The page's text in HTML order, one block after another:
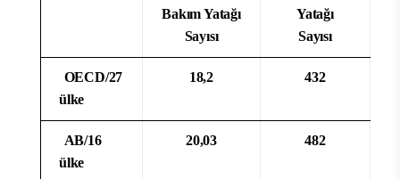
Bakım Yatağı
Sayısı
Yatağı
Sayısı
OECD/27
ülke
18,2 432
AB/16
ülke
20,03 482